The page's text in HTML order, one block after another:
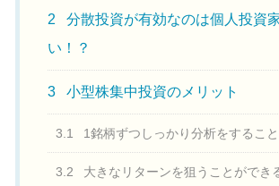
2
分散投資が有効なのは個人投資
い！？
3 小型株集中投資のメリット
3.1 1銘柄ずつしっかり分析をするこ
3.2 大きなリターンを狙うことができ